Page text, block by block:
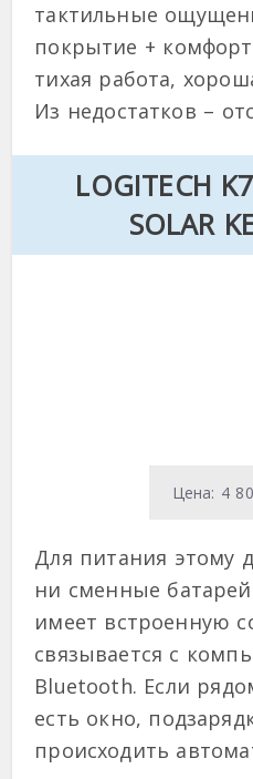
тактильные
покрытие +
тихая работа,
Из недостатков –
LOGITECH
SOLAR
Цена: 4
Для питания этому
ни сменные
имеет встроенную
связывается с
Bluetooth. Если
есть окно,
происходить